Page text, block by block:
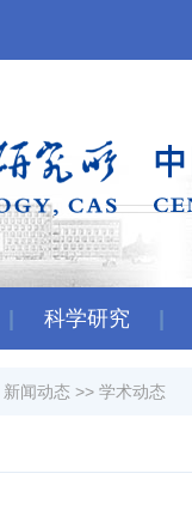
科学研究
新闻动态>> 学术动态